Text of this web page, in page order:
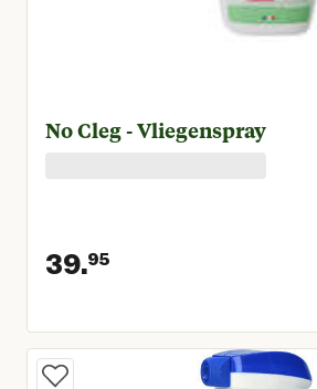
No Cleg - Vliegenspray
39.95
Huidige prijs €